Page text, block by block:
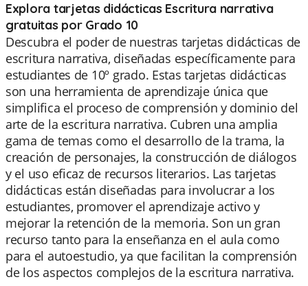
Explora tarjetas didácticas Escritura narrativa
gratuitas por Grado 10
Descubra el poder de nuestras tarjetas didácticas de
escritura narrativa, diseñadas específicamente para
estudiantes de 10º grado. Estas tarjetas didácticas
son una herramienta de aprendizaje única que
simplifica el proceso de comprensión y dominio del
arte de la escritura narrativa. Cubren una amplia
gama de temas como el desarrollo de la trama, la
creación de personajes, la construcción de diálogos
y el uso eficaz de recursos literarios. Las tarjetas
didácticas están diseñadas para involucrar a los
estudiantes, promover el aprendizaje activo y
mejorar la retención de la memoria. Son un gran
recurso tanto para la enseñanza en el aula como
para el autoestudio, ya que facilitan la comprensión
de los aspectos complejos de la escritura narrativa.